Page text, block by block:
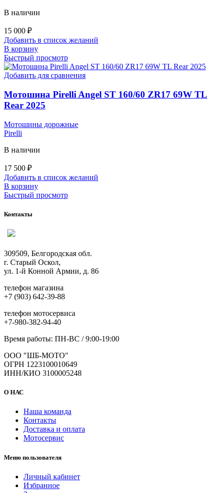
В наличии
15 000 ₽
Добавить в список желаний
В корзину
Быстрый просмотр
Добавить для сравнения
Мотошина Pirelli Angel ST 160/60 ZR17 69W TL
Rear 2025
Мотошины дорожные
Pirelli
В наличии
17 500 ₽
Добавить в список желаний
В корзину
Быстрый просмотр
Контакты
309509, Белгородская обл.
г. Старый Оскол,
ул. 1-й Конной Армии, д. 86
телефон магазина
+7 (903) 642-39-88
телефон мотосервиса
+7-980-382-94-40
Время работы: ПН-ВС / 9:00-19:00
ООО "ШБ-МОТО"
ОГРН 1223100010649
ИНН/КИО 3100005248
О НАС
Наша команда
Контакты
Доставка и оплата
Мотосервис
Меню пользователя
Личный кабинет
Избранное